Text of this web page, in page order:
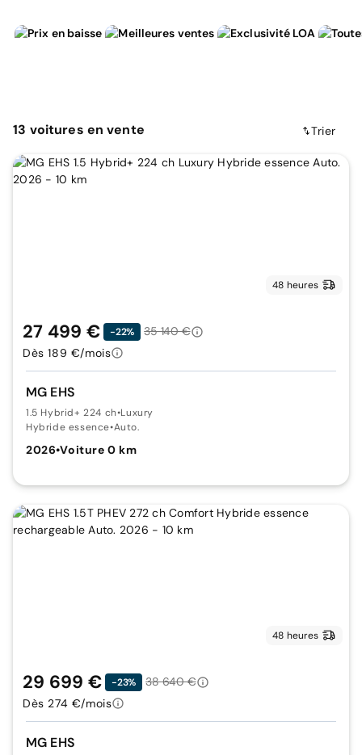
13 voitures en vente Trier
48 heures
MG EHS
1.5 Hybrid+ 224 ch•Luxury
Hybride essence•Auto.
2026•Voiture 0 km
27 499 € -22%
35 140 €
Dès 189 €/mois
48 heures
MG EHS
29 699 € -23%
38 640 €
Dès 274 €/mois